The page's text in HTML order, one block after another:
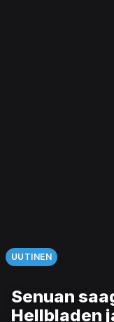
UUTINEN
Senuan
Hellbladen